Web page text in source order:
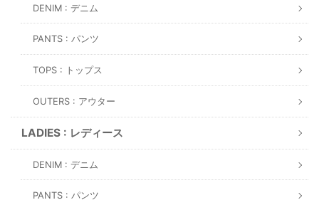
DENIM : デニム
PANTS : パンツ
TOPS : トップス
OUTERS : アウター
LADIES : レディース
DENIM : デニム
PANTS : パンツ